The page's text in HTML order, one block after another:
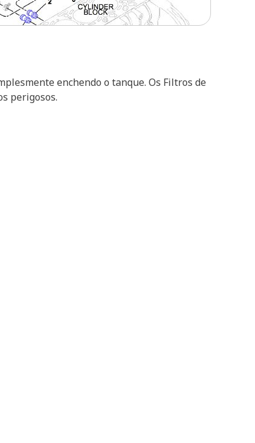
enchendo o tanque. Os Filtros de
perigosos.